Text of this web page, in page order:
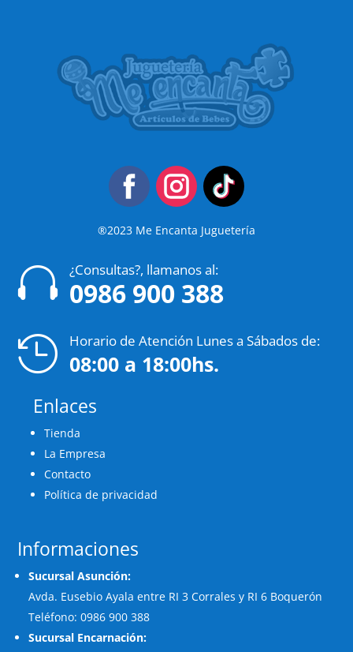
®2023 Me Encanta Juguetería
 ¿Consultas?, llamanos al:
0986 900 388
 Horario de Atención Lunes a Sábados de:
08:00 a 18:00hs.
Enlaces
Tienda
La Empresa
Contacto
Política de privacidad
Informaciones
Sucursal Asunción:
Avda. Eusebio Ayala entre RI 3 Corrales y RI 6 Boquerón
Teléfono: 0986 900 388
Sucursal Encarnación: